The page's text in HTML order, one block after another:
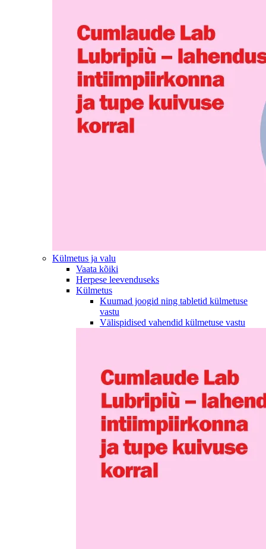
Külmetus ja valu
Vaata kõiki
Herpese leevenduseks
Külmetus
Kuumad joogid ning tabletid külmetuse
vastu
Välispidised vahendid külmetuse vastu